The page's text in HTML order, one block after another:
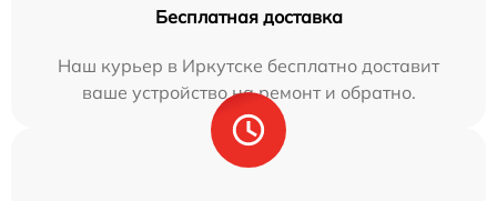
Бесплатная доставка
Наш курьер в Иркутске бесплатно доставит
ваше устройство на ремонт и обратно.